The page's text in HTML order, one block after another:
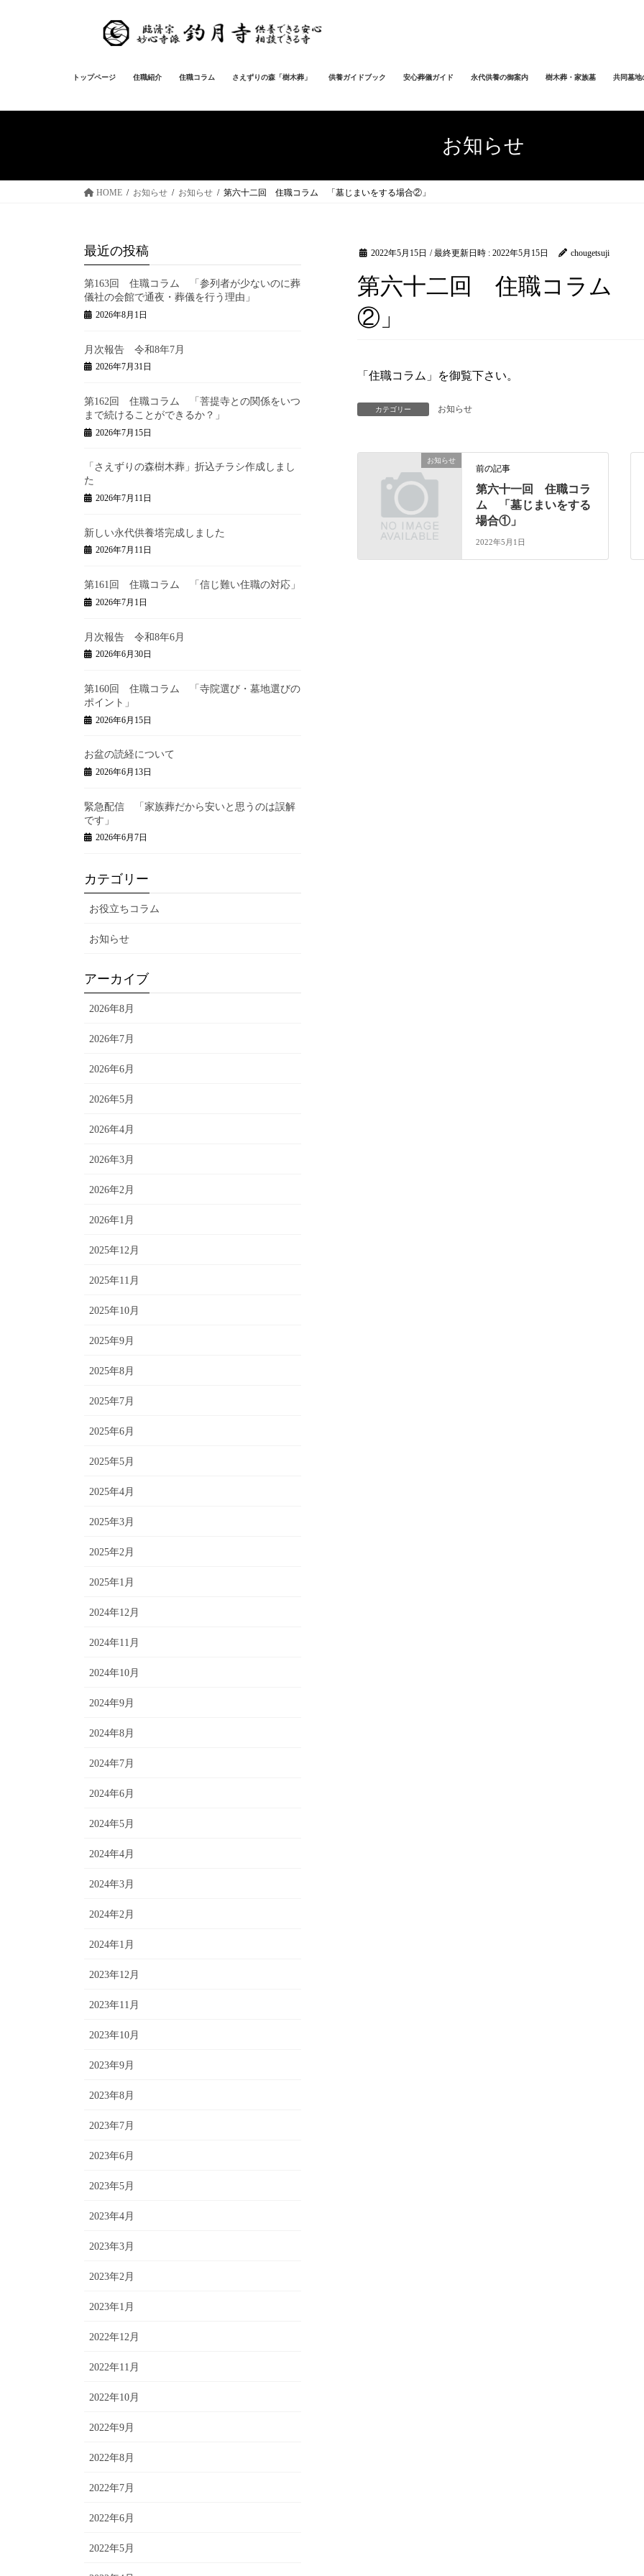
ス
ン
トップページ 住職紹介 住職コラム さえずりの森「樹木葬」 供養ガイドブック 安心葬儀ガイド 永代供養の御案内 樹木葬・家族墓 共同墓地
お知らせ
HOME お知らせ お知らせ 第六十二回 住職コラム 「墓じまいをする場合②」
2022年5月15日 / 最終更新日時 : 2022年5月15日 chougetsuji
第六十二回 住職コラム
②」
「住職コラム」を御覧下さい。
カテゴリー お知らせ
お知らせ
前の記事
第六十一回 住職コラ
ム 「墓じまいをする
場合①」
2022年5月1日
最近の投稿
第163回 住職コラム 「参列者が少ないのに葬
儀社の会館で通夜・葬儀を行う理由」
2026年8月1日
月次報告 令和8年7月
2026年7月31日
第162回 住職コラム 「菩提寺との関係をいつ
まで続けることができるか？」
2026年7月15日
「さえずりの森樹木葬」折込チラシ作成しまし
た
2026年7月11日
新しい永代供養塔完成しました
2026年7月11日
第161回 住職コラム 「信じ難い住職の対応」
2026年7月1日
月次報告 令和8年6月
2026年6月30日
第160回 住職コラム 「寺院選び・墓地選びの
ポイント」
2026年6月15日
お盆の読経について
2026年6月13日
緊急配信 「家族葬だから安いと思うのは誤解
です」
2026年6月7日
カテゴリー
お役立ちコラム
お知らせ
アーカイブ
2026年8月
2026年7月
2026年6月
2026年5月
2026年4月
2026年3月
2026年2月
2026年1月
2025年12月
2025年11月
2025年10月
2025年9月
2025年8月
2025年7月
2025年6月
2025年5月
2025年4月
2025年3月
2025年2月
2025年1月
2024年12月
2024年11月
2024年10月
2024年9月
2024年8月
2024年7月
2024年6月
2024年5月
2024年4月
2024年3月
2024年2月
2024年1月
2023年12月
2023年11月
2023年10月
2023年9月
2023年8月
2023年7月
2023年6月
2023年5月
2023年4月
2023年3月
2023年2月
2023年1月
2022年12月
2022年11月
2022年10月
2022年9月
2022年8月
2022年7月
2022年6月
2022年5月